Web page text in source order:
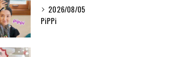
2026/08/05
PiPPi